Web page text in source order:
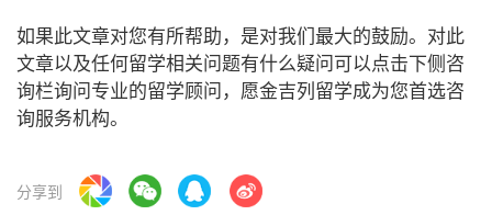
如果此文章对您有所帮助，是对我们最大的鼓励。对此
文章以及任何留学相关问题有什么疑问可以点击下侧咨
询栏询问专业的留学顾问，愿金吉列留学成为您首选咨
询服务机构。
分享到